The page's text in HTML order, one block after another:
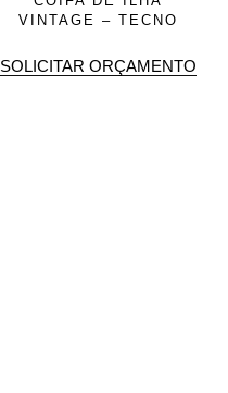
VINTAGE – TECNO
SOLICITAR ORÇAMENTO